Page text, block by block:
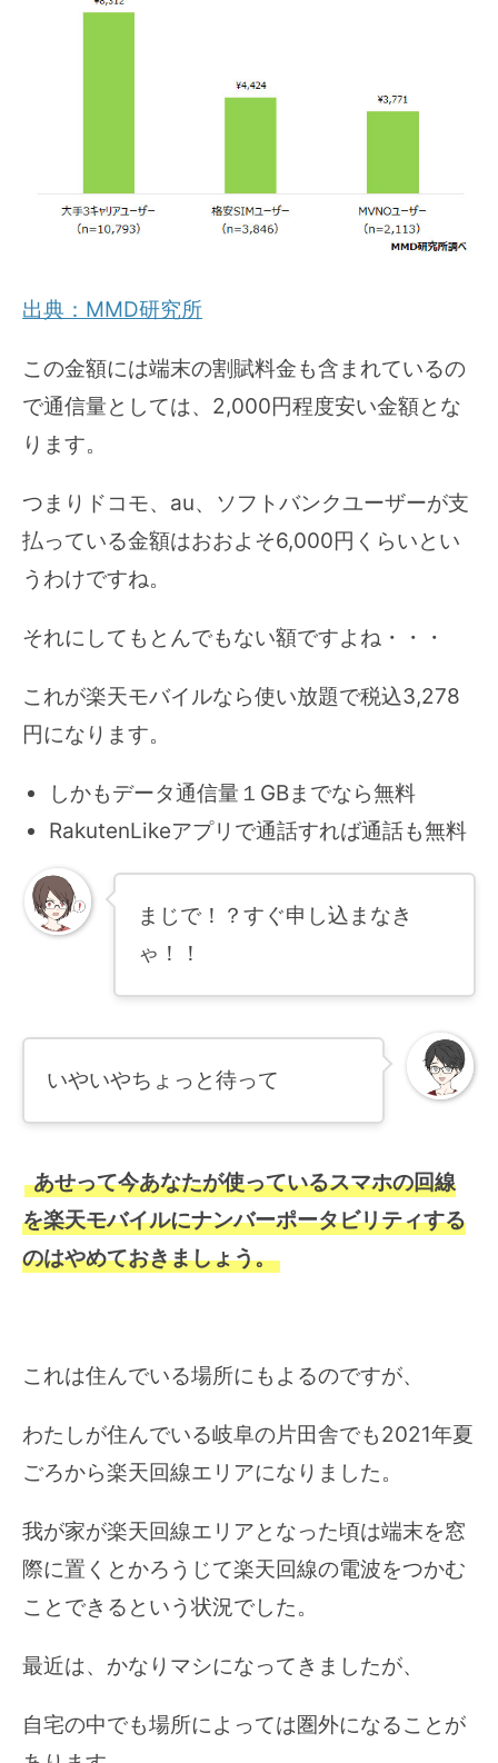
出典：MMD研究所
この金額には端末の割賦料金も含まれているの
で通信量としては、2,000円程度安い金額とな
ります。
つまりドコモ、au、ソフトバンクユーザーが支
払っている金額はおおよそ6,000円くらいとい
うわけですね。
それにしてもとんでもない額ですよね・・・
これが楽天モバイルなら使い放題で税込3,278
円になります。
しかもデータ通信量１GBまでなら無料
RakutenLikeアプリで通話すれば通話も無料
まじで！？すぐ申し込まなき
ゃ！！
いやいやちょっと待って
あせって今あなたが使っているスマホの回線
を楽天モバイルにナンバーポータビリティする
のはやめておきましょう。
これは住んでいる場所にもよるのですが、
わたしが住んでいる岐阜の片田舎でも2021年夏
ごろから楽天回線エリアになりました。
我が家が楽天回線エリアとなった頃は端末を窓
際に置くとかろうじて楽天回線の電波をつかむ
ことできるという状況でした。
最近は、かなりマシになってきましたが、
自宅の中でも場所によっては圏外になることが